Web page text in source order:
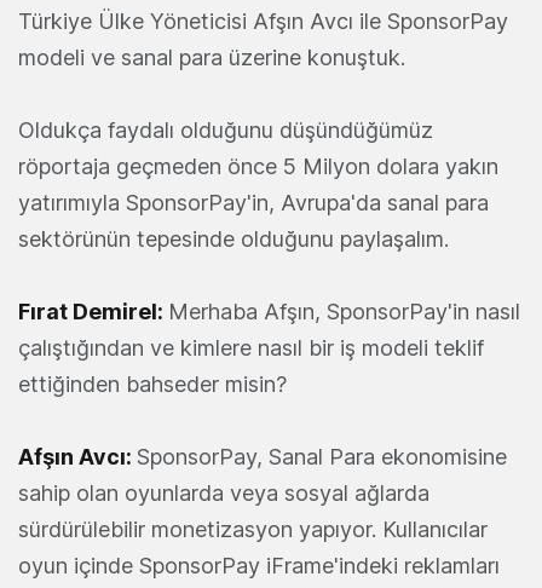
Türkiye Ülke Yöneticisi Afşın Avcı ile SponsorPay
modeli ve sanal para üzerine konuştuk.
Oldukça faydalı olduğunu düşündüğümüz
röportaja geçmeden önce 5 Milyon dolara yakın
yatırımıyla SponsorPay'in, Avrupa'da sanal para
sektörünün tepesinde olduğunu paylaşalım.
Fırat Demirel: Merhaba Afşın, SponsorPay'in nasıl
çalıştığından ve kimlere nasıl bir iş modeli teklif
ettiğinden bahseder misin?
Afşın Avcı: SponsorPay, Sanal Para ekonomisine
sahip olan oyunlarda veya sosyal ağlarda
sürdürülebilir monetizasyon yapıyor. Kullanıcılar
oyun içinde SponsorPay iFrame'indeki reklamları